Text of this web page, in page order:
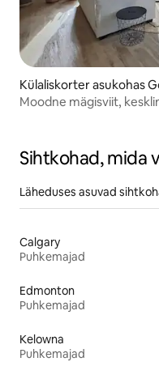
Külaliskorter asukohas
Moodne mägisviit,
Sihtkohad, mida
Läheduses asuvad
Calgary
Puhkemajad
Edmonton
Puhkemajad
Kelowna
Puhkemajad